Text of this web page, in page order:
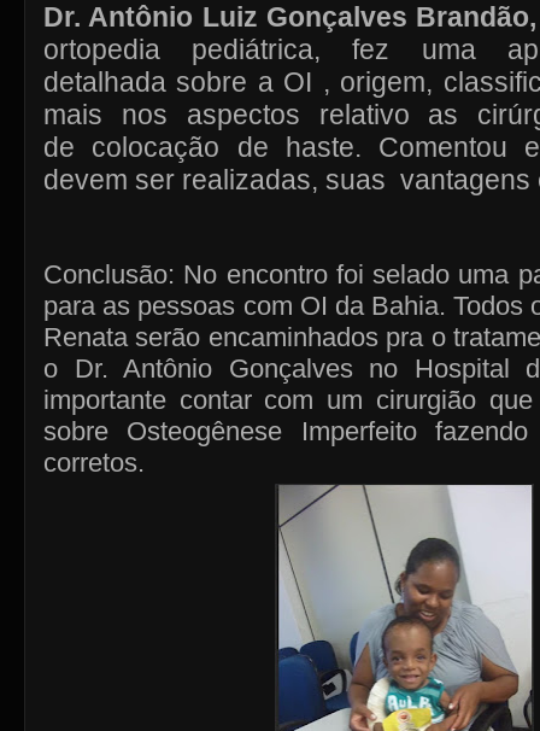
Dr. Antônio Luiz Gonçalves Brandão,
ortopedia pediátrica, fez uma
detalhada sobre a OI , origem,
mais nos aspectos relativo as
de colocação de haste. Comentou
devem ser realizadas, suas vantagens
Conclusão: No encontro foi selado uma
para as pessoas com OI da Bahia. Todos
Renata serão encaminhados pra o
o Dr. Antônio Gonçalves no
importante contar com um cirurgião
sobre Osteogênese Imperfeito
corretos.